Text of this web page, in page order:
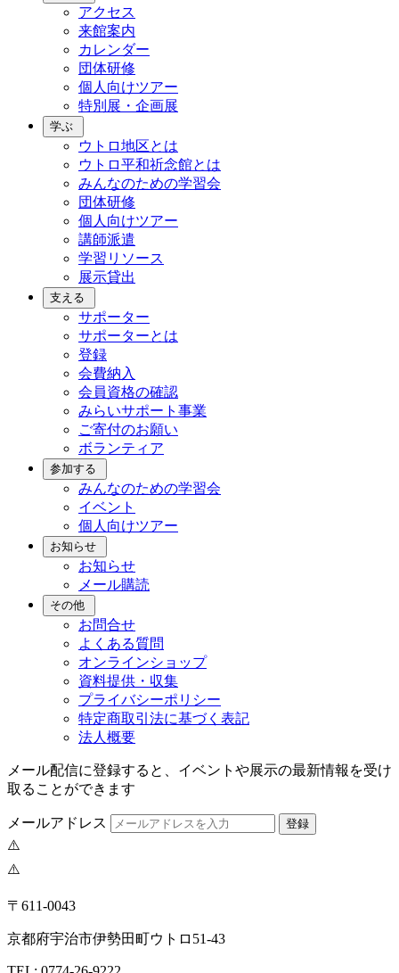
アクセス
来館案内
カレンダー
団体研修
個人向けツアー
特別展・企画展
学ぶ
ウトロ地区とは
ウトロ平和祈念館とは
みんなのための学習会
団体研修
個人向けツアー
講師派遣
学習リソース
展示貸出
支える
サポーター
サポーターとは
登録
会費納入
会員資格の確認
みらいサポート事業
ご寄付のお願い
ボランティア
参加する
みんなのための学習会
イベント
個人向けツアー
お知らせ
お知らせ
メール購読
その他
お問合せ
よくある質問
オンラインショップ
資料提供・収集
プライバシーポリシー
特定商取引法に基づく表記
法人概要
メール配信に登録すると、イベントや展示の最新情報を受け
取ることができます
メールアドレス 登録
〒611-0043
京都府宇治市伊勢田町ウトロ51-43